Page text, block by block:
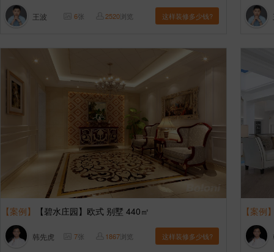
王波 6张 2520浏览 这样装修多少钱?
【案例】 【碧水庄园】欧式 别墅 440㎡
韩先虎 7张 1867浏览 这样装修多少钱?
【案例